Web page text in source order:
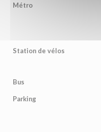
Métro
Station de vélos
Bus
Parking